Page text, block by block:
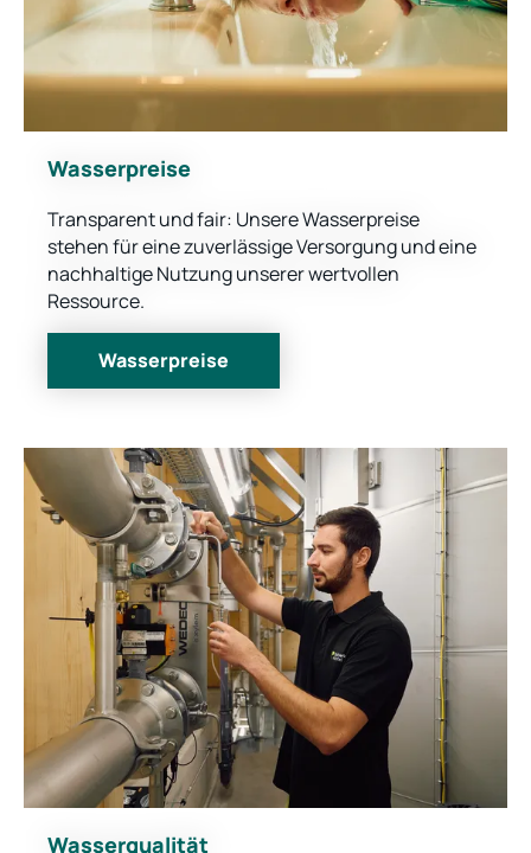
Wasserpreise
Transparent und fair: Unsere Wasserpreise
stehen für eine zuverlässige Versorgung und eine
nachhaltige Nutzung unserer wertvollen
Ressource.
Wasserpreise
Wasserqualität